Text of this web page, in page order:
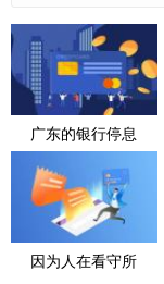
广东的银行停息
因为人在看守所